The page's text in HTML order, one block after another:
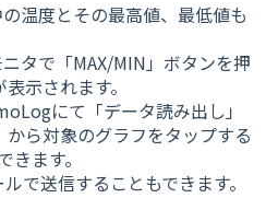
温度とその最高値、最低値も
タで「MAX/MIN」ボタンを押
示されます。
にて「データ読み出し」
ら対象のグラフをタップする
ます。
で送信することもできます。